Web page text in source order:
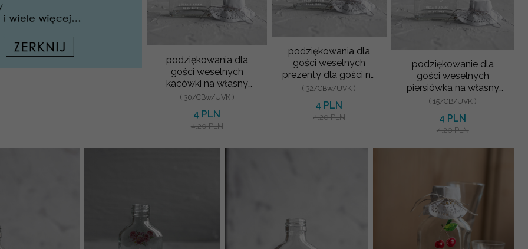
podziękowania dla
gości weselnych
kacówki na własny
alkohol podarunki dla
piersiówka
( 30/CBw/UVK )
4 PLN
4.20 PLN
podziękowania dla
gości weselnych
prezenty dla gości na
weselu wydruk na
( 32/CBw/UVK )
4 PLN
4.20 PLN
podziękowanie dla
gości weselnych
piersiówka na własny
alkohol prezent dla
( 15/CB/UVK )
4 PLN
4.20 PLN